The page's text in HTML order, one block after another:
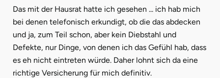
Das mit der Hausrat hatte ich gesehen ... ich hab mich
bei denen telefonisch erkundigt, ob die das abdecken
und ja, zum Teil schon, aber kein Diebstahl und
Defekte, nur Dinge, von denen ich das Gefühl hab, dass
es eh nicht eintreten würde. Daher lohnt sich da eine
richtige Versicherung für mich definitiv.